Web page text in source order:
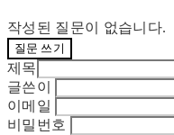
작성된 질문이 없습니다.
질문 쓰기
제목
글쓴이
이메일
비밀번호